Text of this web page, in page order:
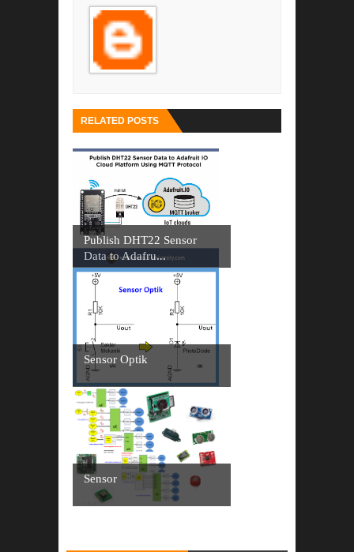
RELATED POSTS
Publish DHT22 Sensor
Data to Adafru...
Sensor Optik
Sensor